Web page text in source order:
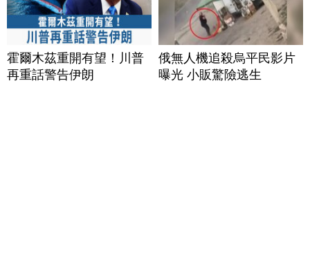
霍爾木茲重開有望！川普
再重話警告伊朗
俄無人機追殺烏平民影片
曝光 小販驚險逃生